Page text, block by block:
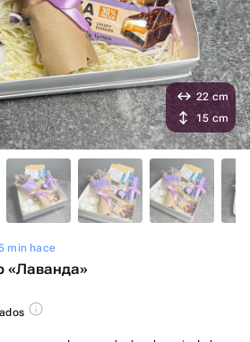
min hace
«Лаванда»
22 cm
15 cm